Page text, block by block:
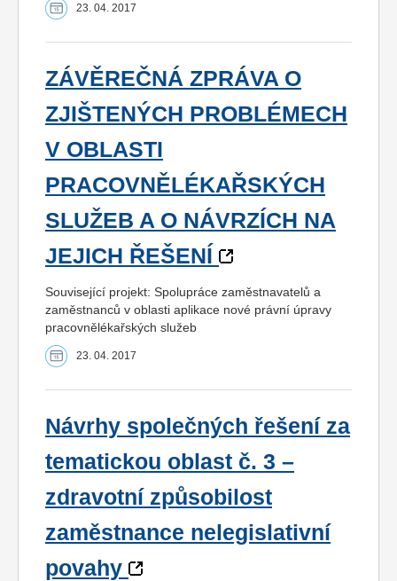
23. 04. 2017
ZÁVĚREČNÁ ZPRÁVA O
ZJIŠTENÝCH PROBLÉMECH
V OBLASTI
PRACOVNĚLÉKAŘSKÝCH
SLUŽEB A O NÁVRZÍCH NA
JEJICH ŘEŠENÍ
Související projekt: Spolupráce zaměstnavatelů a
zaměstnanců v oblasti aplikace nové právní úpravy
pracovnělékařských služeb
23. 04. 2017
Návrhy společných řešení za
tematickou oblast č. 3 –
zdravotní způsobilost
zaměstnance nelegislativní
povahy